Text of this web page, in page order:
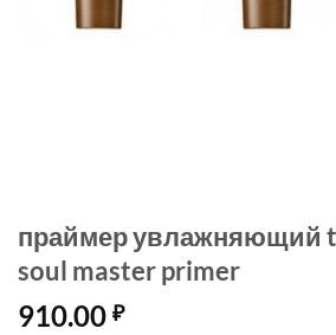
праймер увлажняющий
soul master primer
910.00 ₽